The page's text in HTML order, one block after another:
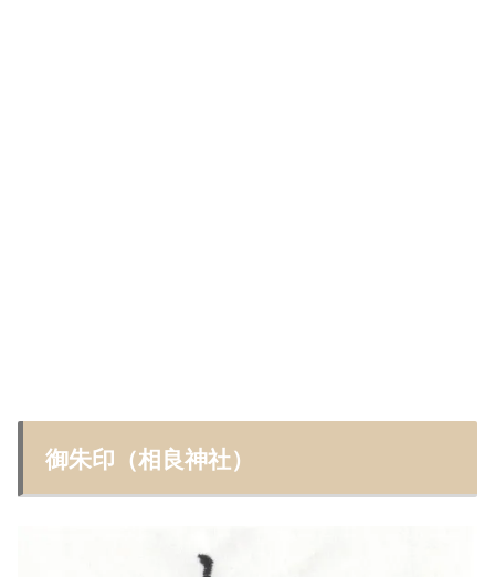
御朱印（相良神社）